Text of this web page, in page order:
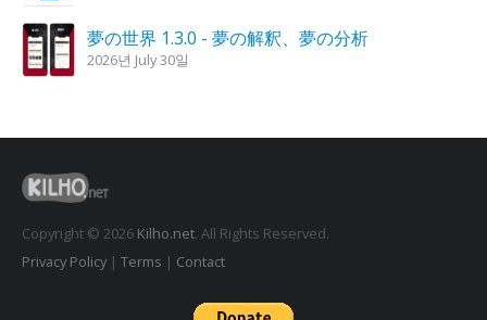
夢の世界 1.3.0 - 夢の解釈、夢の分析
2026년 July 30일
鬼火キャンドル 1.6.0 アップデート
2026년 July 23일
Copyright © 2026 Kilho.net. All Rights Reserved.
Privacy Policy| Terms | Contact